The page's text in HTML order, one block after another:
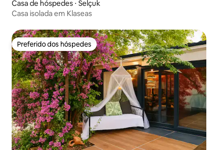
Casa de hóspedes ⋅ Selçuk
Casa isolada em Klaseas
Preferido dos hóspedes
Preferido dos hóspedes